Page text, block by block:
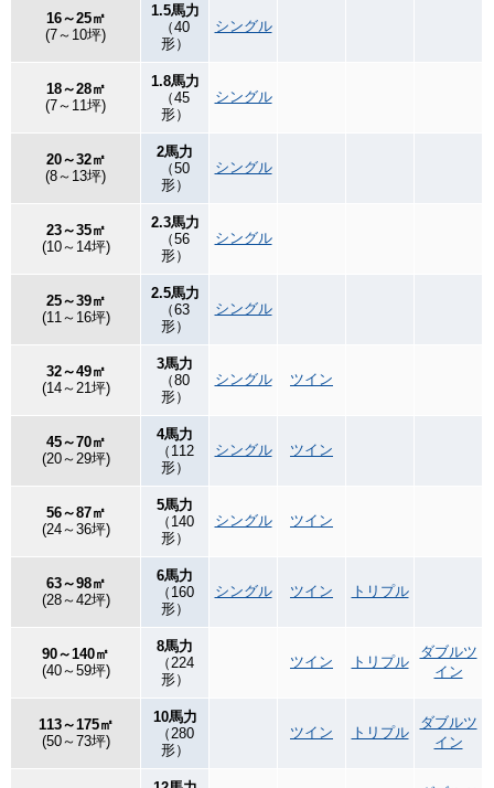
16～25㎡
(7～10坪)
1.5馬力
（40
形）
シングル
18～28㎡
(7～11坪)
1.8馬力
（45
形）
シングル
20～32㎡
(8～13坪)
2馬力
（50
形）
シングル
23～35㎡
(10～14坪)
2.3馬力
（56
形）
シングル
25～39㎡
(11～16坪)
2.5馬力
（63
形）
シングル
32～49㎡
(14～21坪)
3馬力
（80
形）
シングル ツイン
45～70㎡
(20～29坪)
4馬力
（112
形）
シングル ツイン
56～87㎡
(24～36坪)
5馬力
（140
形）
シングル ツイン
63～98㎡
(28～42坪)
6馬力
（160
形）
シングル ツイン トリプル
90～140㎡
(40～59坪)
8馬力
（224
形）
ツイン トリプル
ダブルツ
イン
113～175㎡
(50～73坪)
10馬力
（280
形）
ツイン トリプル
ダブルツ
イン